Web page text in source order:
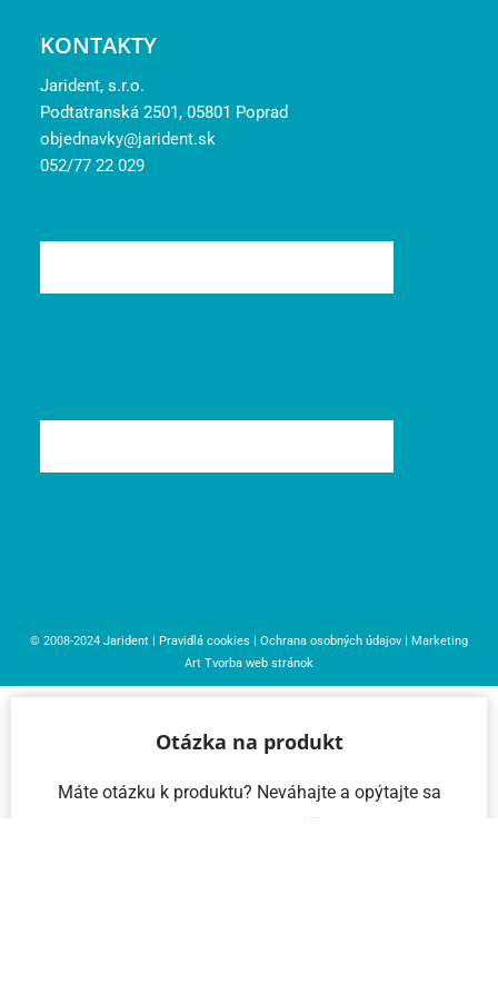
KONTAKTY
Jarident, s.r.o.
Podtatranská 2501, 05801 Poprad
objednavky@jarident.sk
052/77 22 029
© 2008-2024 Jarident | Pravidlá cookies | Ochrana osobných údajov | Marketing
Art Tvorba web stránok
Otázka na produkt
Máte otázku k produktu? Neváhajte a opýtajte sa
nás – radi vám pomôžeme!